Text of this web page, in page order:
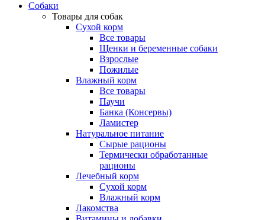
Собаки
Товары для собак
Сухой корм
Все товары
Щенки и беременные собаки
Взрослые
Пожилые
Влажный корм
Все товары
Паучи
Банка (Консервы)
Ламистер
Натуральное питание
Сырые рационы
Термически обработанные
рационы
Лечебный корм
Сухой корм
Влажный корм
Лакомства